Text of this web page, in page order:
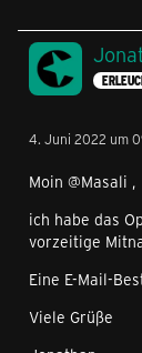
4. Juni 2022 um
Moin @Masali ,
ich habe das
vorzeitige
Eine E-Mail-
Viele Grüße